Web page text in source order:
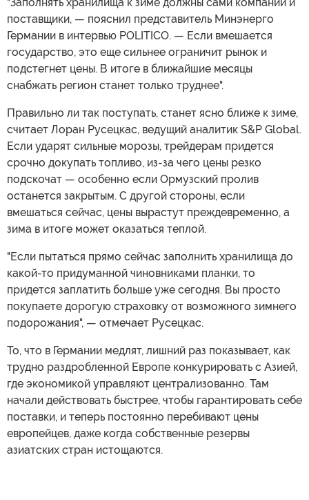
поставщики, — пояснил представитель Минэнерго
Германии в интервью POLITICO. — Если вмешается
государство, это еще сильнее ограничит рынок и
подстегнет цены. В итоге в ближайшие месяцы
снабжать регион станет только труднее".
Правильно ли так поступать, станет ясно ближе к зиме,
считает Лоран Русецкас, ведущий аналитик S&P Global.
Если ударят сильные морозы, трейдерам придется
срочно докупать топливо, из-за чего цены резко
подскочат — особенно если Ормузский пролив
останется закрытым. С другой стороны, если
вмешаться сейчас, цены вырастут преждевременно, а
зима в итоге может оказаться теплой.
"Если пытаться прямо сейчас заполнить хранилища до
какой-то придуманной чиновниками планки, то
придется заплатить больше уже сегодня. Вы просто
покупаете дорогую страховку от возможного зимнего
подорожания", — отмечает Русецкас.
То, что в Германии медлят, лишний раз показывает, как
трудно раздробленной Европе конкурировать с Азией,
где экономикой управляют централизованно. Там
начали действовать быстрее, чтобы гарантировать себе
поставки, и теперь постоянно перебивают цены
европейцев, даже когда собственные резервы
азиатских стран истощаются.